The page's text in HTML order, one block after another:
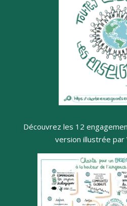
Découvrez les 12
version illustrée par